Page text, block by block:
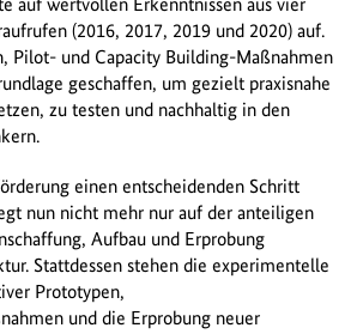
(2016, 2017, 2019 und 2020) auf.
Pilot- und Capacity Building-Maßnahmen
geschaffen, um gezielt praxisnahe
zu testen und nachhaltig in den
einen entscheidenden Schritt
nun nicht mehr nur auf der anteiligen
Aufbau und Erprobung
Stattdessen stehen die experimentelle
Prototypen,
und die Erprobung neuer